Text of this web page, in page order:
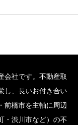
会社です。不動産取
し、長いお付き合い
前橋市を主軸に周辺
・渋川市など）の不